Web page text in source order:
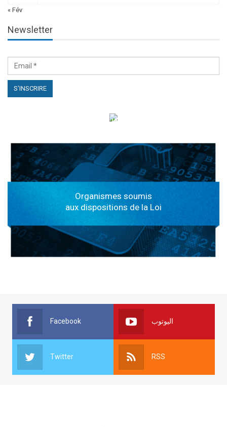
« Fév
Newsletter
الهياكل الخاضعة لقانون النفاذ إلى المعلومة
Organismes soumis
aux dispositions de la Loi
Facebook اليوتوب
Twitter RSS